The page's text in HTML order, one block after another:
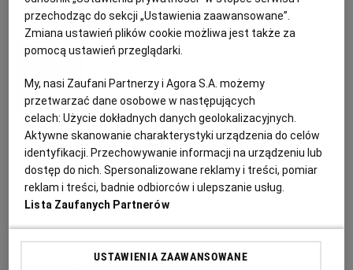
OLSZTYN
PŁOCK
POZNAŃ
RADOM
RYBNIK
DZIECKO
POGODA
PODRÓŻE
WIDEO
FORUM
Magazyn Kuchnia
Już 24 lutego mamy tłusty
czwartek. Możemy ten dzień
uczcić nie tylko pączkami, ale
także ptysiami czy eklerami
DESERY FAWORKI KARNAWAŁ PTYSIE
redakcja magazyn Kuchnia
przechodząc do sekcji „Ustawienia zaawansowane”.
Zmiana ustawień plików cookie możliwa jest także za
pomocą ustawień przeglądarki.
My, nasi Zaufani Partnerzy i Agora S.A. możemy
przetwarzać dane osobowe w następujących
celach:Użycie dokładnych danych geolokalizacyjnych.
Aktywne skanowanie charakterystyki urządzenia do celów
identyfikacji. Przechowywanie informacji na urządzeniu lub
dostęp do nich. Spersonalizowane reklamy i treści, pomiar
reklam i treści, badnie odbiorców i ulepszanie usług.
Lista Zaufanych Partnerów
USTAWIENIA ZAAWANSOWANE